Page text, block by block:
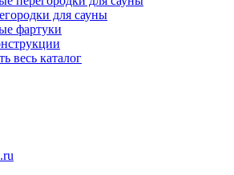
для сауны
фартуки
весь каталог